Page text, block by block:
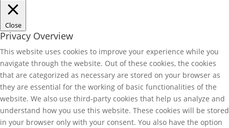
Close
Privacy Overview
This website uses cookies to improve your experience while you
navigate through the website. Out of these cookies, the cookies
that are categorized as necessary are stored on your browser as
they are essential for the working of basic functionalities of the
website. We also use third-party cookies that help us analyze and
understand how you use this website. These cookies will be stored
in your browser only with your consent. You also have the option